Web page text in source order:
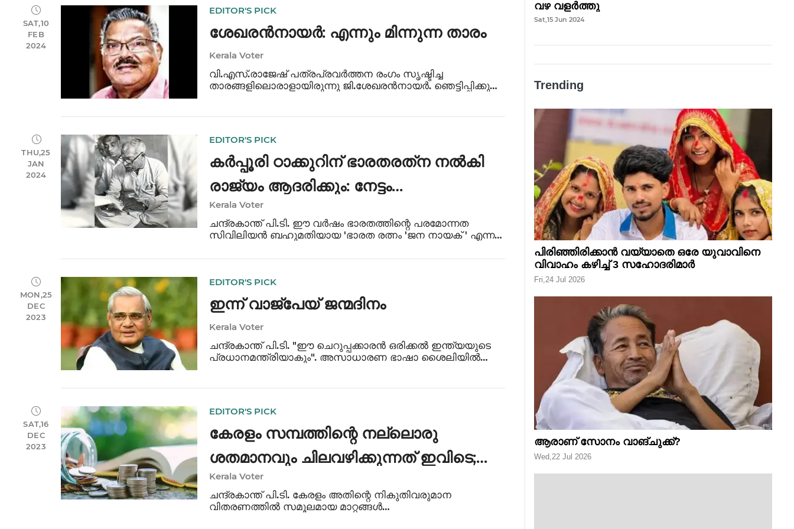
SAT,10
FEB
2024
EDITOR'S PICK
ശേഖരൻനായർ: എന്നും മിന്നുന്ന താരം
Kerala Voter
വി.എസ്.രാജേഷ് പത്രപ്രവർത്തന രംഗം സൃഷ്ടിച്ച
താരങ്ങളിലൊരാളായിരുന്നു ജി.ശേഖരൻനായർ. ഞെട്ടിപ്പിക്കുന്ന
THU,25
JAN
2024
EDITOR'S PICK
കർപ്പൂരി ഠാക്കുറിന് ഭാരതരത്‌ന നൽകി
രാജ്യം ആദരിക്കും: നേട്ടം
ബിജെപിയ്‌ക്കോ?
Kerala Voter
ചന്ദ്രകാന്ത് പി.ടി. ഈ വർഷം ഭാരതത്തിന്റെ പരമോന്നത
സിവിലിയൻ ബഹുമതിയായ 'ഭാരത രത്നം 'ജന നായക് ' എന്ന
1988) മരണാനന്തര ബഹുമതിയായി നൽകി രാജ്യം അദ്ദ
MON,25
DEC
2023
EDITOR'S PICK
ഇന്ന് വാജ്പേയ് ജന്മദിനം
Kerala Voter
ചന്ദ്രകാന്ത് പി.ടി. "ഈ ചെറുപ്പക്കാരൻ ഒരിക്കൽ ഇന്ത്യയുടെ
പ്രധാനമന്ത്രിയാകും". അസാധാരണ ഭാഷാ ശൈലിയിൽ
SAT,16
DEC
2023
EDITOR'S PICK
കേരളം സമ്പത്തിന്റെ നല്ലൊരു
ശതമാനവും ചിലവഴിക്കുന്നത് ഇവിടെ;
വേണ്ടത് സമൂലമായ മാറ്റങ്ങൾ
Kerala Voter
ചന്ദ്രകാന്ത് പി.ടി. കേരളം അതിന്റെ നികുതിവരുമാന
വിതരണത്തിൽ സമൂലമായ മാറ്റങ്ങൾ
വഴ വളർത്തു
Sat,15 Jun 2024
Trending
പിരിഞ്ഞിരിക്കാന്‍ വയ്യാതെ ഒരേ യുവാവിനെ
വിവാഹം കഴിച്ച് 3 സഹോദരിമാര്‍
Fri,24 Jul 2026
ആരാണ് സോനം വാങ്ചുക്ക്?
Wed,22 Jul 2026